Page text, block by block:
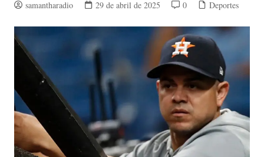
samantharadio 29 de abril de 2025 0 Deportes